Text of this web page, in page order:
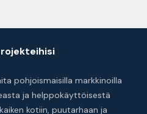
pohjoismaisilla markkinoilla
ja helppokäyttöisestä
kotiin, puutarhaan ja